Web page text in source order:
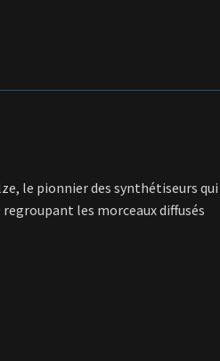
le pionnier des synthétiseurs qui
les morceaux diffusés